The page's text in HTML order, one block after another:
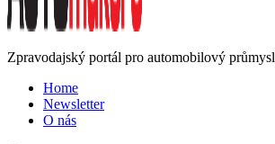
Zpravodajský portál pro automobilový průmysl
Home
Newsletter
O nás